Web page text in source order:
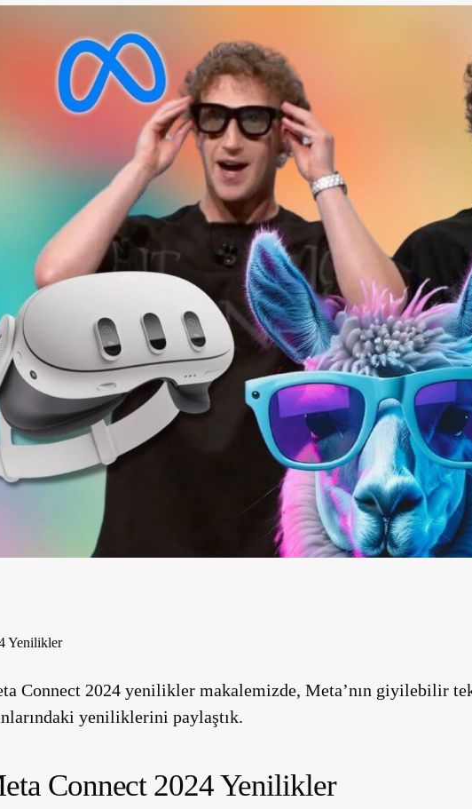
Yenilikler
Connect 2024 yenilikler makalemizde, Meta’nın giyilebilir
yeniliklerini paylaştık.
Connect 2024 Yenilikler